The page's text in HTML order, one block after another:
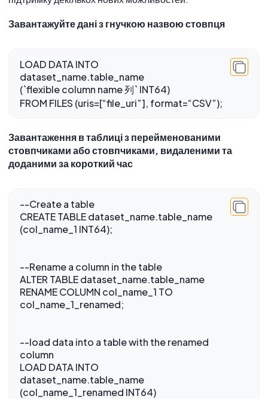
Завантажуйте дані з гнучкою назвою стовпця
LOAD DATA INTO
dataset_name.table_name
(`flexible column name 列` INT64)
FROM FILES (uris=[“file_uri”], format=“CSV”);
Завантаження в таблиці з перейменованими
стовпчиками або стовпчиками, видаленими та
доданими за короткий час
--Create a table
CREATE TABLE dataset_name.table_name
--Rename a column in the table
ALTER TABLE dataset_name.table_name
RENAME COLUMN col_name_1 TO
--load data into a table with the renamed
column
LOAD DATA INTO
dataset_name.table_name
(col_name_1_renamed INT64)